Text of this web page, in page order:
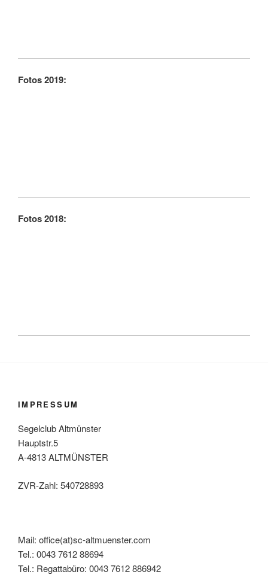
Fotos 2019:
Fotos 2018:
IMPRESSUM
Segelclub Altmünster
Hauptstr.5
A-4813 ALTMÜNSTER
ZVR-Zahl: 540728893
Mail: office(at)sc-altmuenster.com
Tel.: 0043 7612 88694
Tel.: Regattabüro: 0043 7612 886942